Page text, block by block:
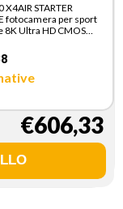
X4AIR STARTER
fotocamera per sport
8K Ultra HD CMOS
€606,33